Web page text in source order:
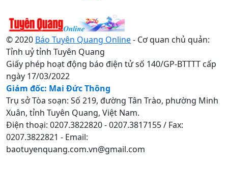
© 2020 Báo Tuyên Quang Online- Cơ quan chủ quản:
Tỉnh uỷ tỉnh Tuyên Quang
Giấy phép hoạt động báo điện tử số 140/GP-BTTTT cấp
ngày 17/03/2022
Giám đốc: Mai Đức Thông
Trụ sở Tòa soạn: Số 219, đường Tân Trào, phường Minh
Xuân, tỉnh Tuyên Quang, Việt Nam.
Điện thoại: 0207.3822820 - 0207.3817155 / Fax:
0207.3822821 - Email:
baotuyenquang.com.vn@gmail.com